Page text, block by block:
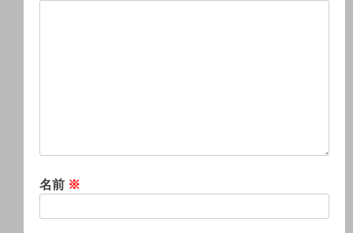
名前 ※